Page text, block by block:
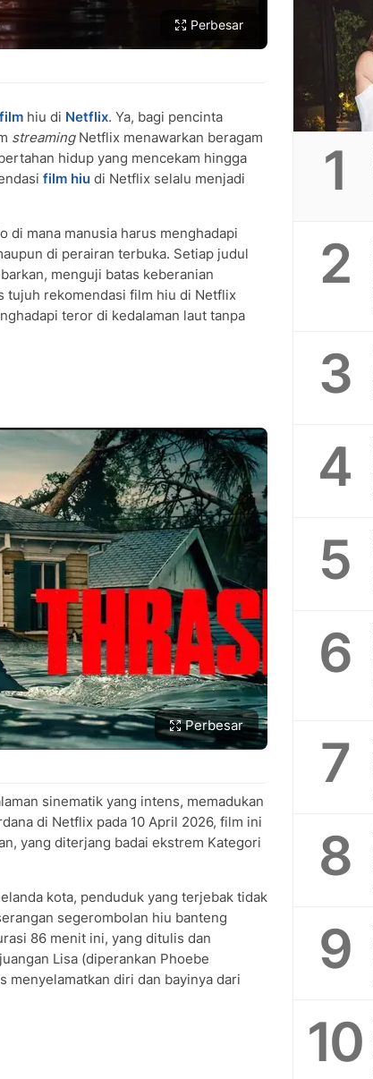
Perbesar
hiu di Netflix. Ya, bagi pencinta
streamingNetflix menawarkan beragam
hidup yang mencekam hingga
film hiu di Netflix selalu menjadi
mana manusia harus menghadapi
di perairan terbuka. Setiap judul
menguji batas keberanian
tujuh rekomendasi film hiu di Netflix
teror di kedalaman laut tanpa
Perbesar
sinematik yang intens, memadukan
di Netflix pada 10 April 2026, film ini
yang diterjang badai ekstrem Kategori
kota, penduduk yang terjebak tidak
segerombolan hiu banteng
86 menit ini, yang ditulis dan
Lisa (diperankan Phoebe
menyelamatkan diri dan bayinya dari
1
2
3
4
5
6
7
8
9
10